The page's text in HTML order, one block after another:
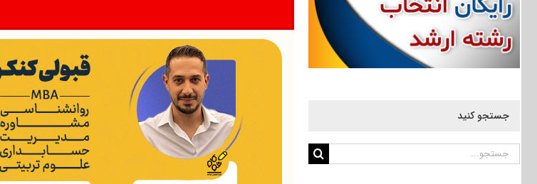
جستجو کنید
جستجو